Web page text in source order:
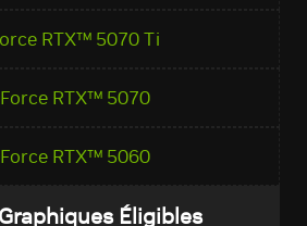
RTX™ 5070 Ti
RTX™ 5070
RTX™ 5060
Éligibles